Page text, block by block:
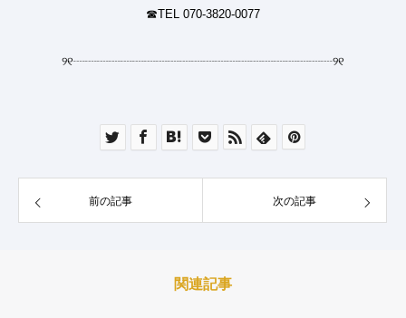
☎︎TEL 070-3820-0077
୨୧┈┈┈┈┈┈┈┈┈┈┈┈┈┈┈┈┈┈┈┈┈┈୨୧
前の記事 次の記事
関連記事